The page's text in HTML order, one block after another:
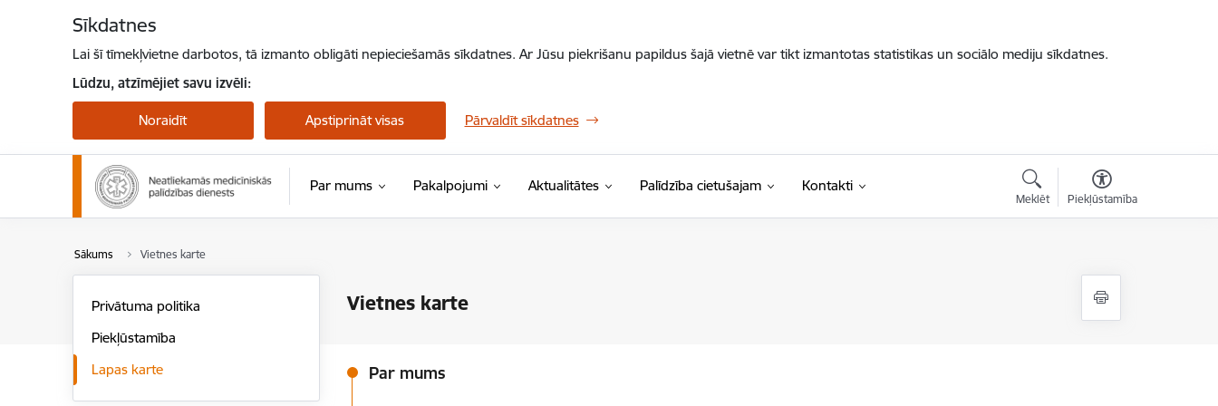
Sīkdatnes
Lai šī tīmekļvietne darbotos, tā izmanto obligāti nepieciešamās sīkdatnes. Ar Jūsu piekrišanu papildus šajā vietnē var tikt izmantotas statistikas un sociālo mediju sīkdatnes.
Lūdzu, atzīmējiet savu izvēli:
Noraidīt Apstiprināt visas Pārvaldīt sīkdatnes
Par mums Pakalpojumi Aktualitātes Palīdzība cietušajam Kontakti
Meklēt Piekļūstamība
Sākums Vietnes karte
Vietnes karte
Privātuma politika
Piekļūstamība
Lapas karte
Par mums